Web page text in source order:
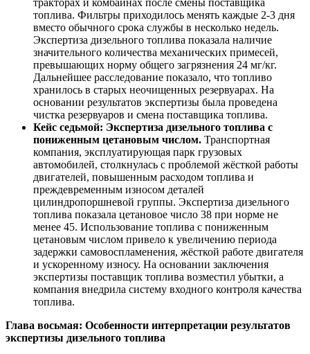
топлива. Фильтры приходилось менять каждые 2-3 дня
вместо обычного срока службы в несколько недель.
Экспертиза дизельного топлива показала наличие
значительного количества механических примесей,
превышающих норму общего загрязнения 24 мг/кг.
Дальнейшее расследование показало, что топливо
хранилось в старых неочищенных резервуарах. На
основании результатов экспертизы была проведена
чистка резервуаров и смена поставщика топлива.
Кейс седьмой: Экспертиза дизельного топлива с
пониженным цетановым числом. Транспортная
компания, эксплуатирующая парк грузовых
автомобилей, столкнулась с проблемой жёсткой работы
двигателей, повышенным расходом топлива и
преждевременным износом деталей
цилиндропоршневой группы. Экспертиза дизельного
топлива показала цетановое число 38 при норме не
менее 45. Использование топлива с пониженным
цетановым числом привело к увеличению периода
задержки самовоспламенения, жёсткой работе двигателя
и ускоренному износу. На основании заключения
экспертизы поставщик топлива возместил убытки, а
компания внедрила систему входного контроля качества
топлива.
Глава восьмая: Особенности интерпретации результатов
экспертизы дизельного топлива